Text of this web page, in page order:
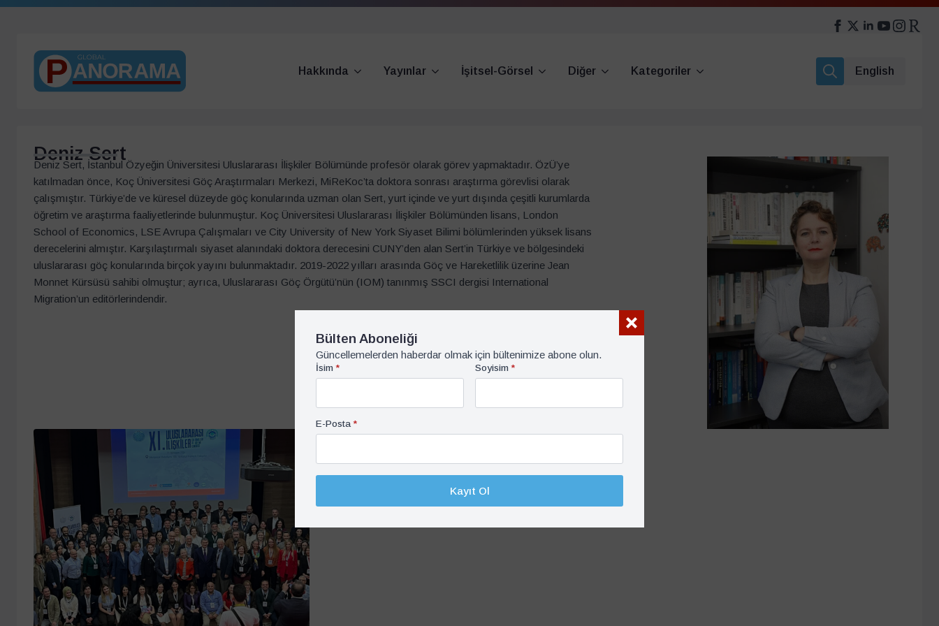
Hakkında Yayınlar İşitsel-Görsel Diğer
Kategoriler
English
Deniz Sert
Deniz Sert, İstanbul Özyeğin Üniversitesi Uluslararası İlişkiler Bölümünde profesör olarak görev yapmaktadır. ÖzÜ’ye
katılmadan önce, Koç Üniversitesi Göç Araştırmaları Merkezi, MiReKoc’ta doktora sonrası araştırma görevlisi olarak
çalışmıştır. Türkiye’de ve küresel düzeyde göç konularında uzman olan Sert, yurt içinde ve yurt dışında çeşitli kurumlarda
öğretim ve araştırma faaliyetlerinde bulunmuştur. Koç Üniversitesi Uluslararası İlişkiler Bölümünden lisans, London
School of Economics, LSE Avrupa Çalışmaları ve City University of New York Siyaset Bilimi bölümlerinden yüksek lisans
derecelerini almıştır. Karşılaştırmalı siyaset alanındaki doktora derecesini CUNY’den alan Sert’in Türkiye ve bölgesindeki
uluslararası göç konularında birçok yayını bulunmaktadır. 2019-2022 yılları arasında Göç ve Hareketlilik üzerine Jean
Monnet Kürsüsü sahibi olmuştur; ayrıca, Uluslararası Göç Örgütü’nün (IOM) tanınmış SSCI dergisi International
Migration’un editörlerindendir.
Bülten Aboneliği
Güncellemelerden haberdar olmak için bültenimize abone olun.
İsim * Soyisim *
E-Posta *
Kayıt Ol